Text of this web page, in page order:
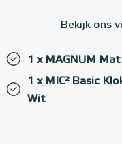
Bekijk ons
1 x MAGNUM
1 x MIC² Basic
Wit